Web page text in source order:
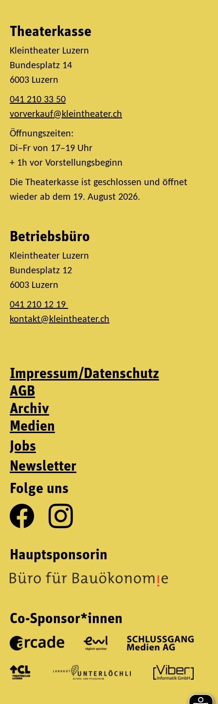
Theaterkasse
Kleintheater Luzern
Bundesplatz 14
6003 Luzern
041 210 33 50
vorverkauf@kleintheater.ch
Öffnungszeiten:
Di–Fr von 17–19 Uhr
+ 1h vor Vorstellungsbeginn
Die Theaterkasse ist geschlossen und öffnet
wieder ab dem 19. August 2026.
Betriebsbüro
Kleintheater Luzern
Bundesplatz 12
6003 Luzern
041 210 12 19
kontakt@kleintheater.ch
Impressum/Datenschutz
AGB
Archiv
Medien
Jobs
Newsletter
Folge uns
Hauptsponsorin
Co-Sponsor*innen